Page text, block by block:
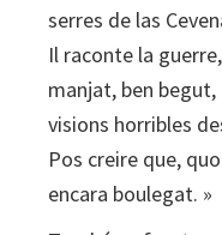
serres de las
Il raconte la
manjat, ben
visions horribles
Pos creire que,
encara boulegat. »